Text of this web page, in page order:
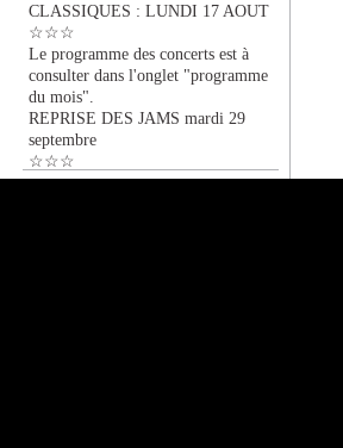
CLASSIQUES : LUNDI 17 AOUT
☆☆☆
Le programme des concerts est à
consulter dans l'onglet "programme
du mois".
REPRISE DES JAMS mardi 29
septembre
☆☆☆